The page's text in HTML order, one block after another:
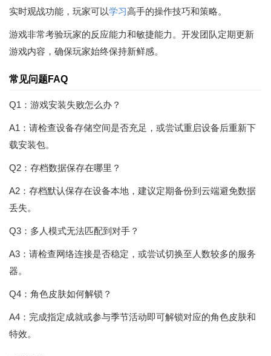
实时观战功能，玩家可以学习高手的操作技巧和策略。
游戏非常考验玩家的反应能力和敏捷能力。开发团队定期更新
游戏内容，确保玩家始终保持新鲜感。
常见问题FAQ
Q1：游戏安装失败怎么办？
A1：请检查设备存储空间是否充足，或尝试重启设备后重新下
载安装包。
Q2：存档数据保存在哪里？
A2：存档默认保存在设备本地，建议定期备份到云端避免数据
丢失。
Q3：多人模式无法匹配到对手？
A3：请检查网络连接是否稳定，或尝试切换至人数较多的服务
器。
Q4：角色皮肤如何解锁？
A4：完成指定成就或参与季节活动即可解锁对应的角色皮肤和
特效。